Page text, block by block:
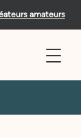
amateurs